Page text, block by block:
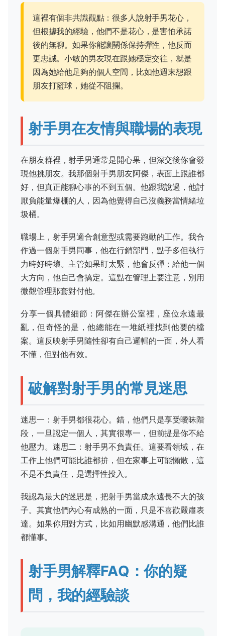
這裡有個非共識觀點：很多人說射手男花心，
但根據我的經驗，他們不是花心，是害怕承諾
後的無聊。如果你能讓關係保持彈性，他反而
更忠誠。小敏的男友現在跟她穩定交往，就是
因為她給他足夠的個人空間，比如他週末想跟
朋友打籃球，她從不阻攔。
射手男在友情與職場的表現
在朋友群裡，射手男通常是開心果，但深交後你會發
現他挑朋友。我那個射手男朋友阿傑，表面上跟誰都
好，但真正能聊心事的不到五個。他跟我說過，他討
厭負能量爆棚的人，因為他覺得自己沒義務當情緒垃
圾桶。
職場上，射手男適合創意型或需要跑動的工作。我合
作過一個射手男同事，他在行銷部門，點子多但執行
力時好時壞。主管如果盯太緊，他會反彈；給他一個
大方向，他自己會搞定。這點在管理上要注意，別用
微觀管理那套對付他。
分享一個具體細節：阿傑在辦公室裡，座位永遠最
亂，但奇怪的是，他總能在一堆紙裡找到他要的檔
案。這反映射手男隨性卻有自己邏輯的一面，外人看
不懂，但對他有效。
破解對射手男的常見迷思
迷思一：射手男都很花心。錯，他們只是享受曖昧階
段，一旦認定一個人，其實很專一，但前提是你不給
他壓力。迷思二：射手男不負責任。這要看領域，在
工作上他們可能比誰都拚，但在家事上可能懶散，這
不是不負責任，是選擇性投入。
我認為最大的迷思是，把射手男當成永遠長不大的孩
子。其實他們內心有成熟的一面，只是不喜歡嚴肅表
達。如果你用對方式，比如用幽默感溝通，他們比誰
都懂事。
射手男解釋FAQ：你的疑
問，我的經驗談